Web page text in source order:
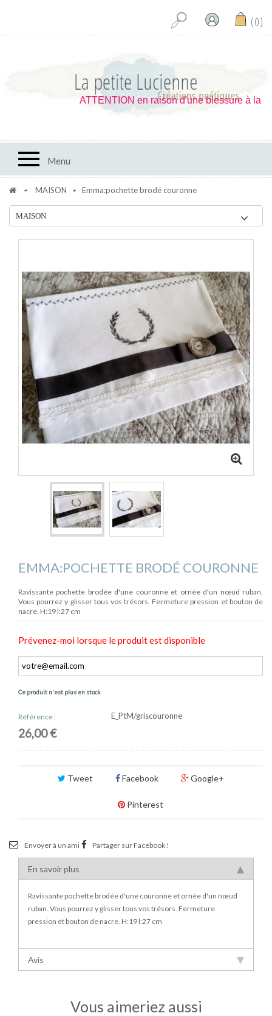
0
Toggle navigation
Menu
ATTENTION en raison d'une blessure à la
MAISON Emma:pochette brodé couronne
MAISON
EMMA:POCHETTE BRODÉ COURONNE
Ravissante pochette brodée d'une couronne et ornée d'un nœud ruban.
Vous pourrez y glisser tous vos trésors. Fermeture pression et bouton de
nacre. H:19 l:27 cm
Prévenez-moi lorsque le produit est disponible
Ce produit n'est plus en stock
Référence : E_PtM/griscouronne
26,00 €
Tweet Facebook Google+
Pinterest
Envoyer à un ami Partager sur Facebook !
En savoir plus
Ravissante pochette brodée d'une couronne et ornée d'un nœud
ruban. Vous pourrez y glisser tous vos trésors. Fermeture
pression et bouton de nacre. H:19 l:27 cm
Avis
Vous aimeriez aussi